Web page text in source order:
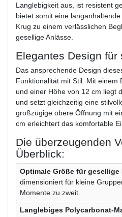
Langlebigkeit aus, ist resistent
bietet somit eine
Krug zu einem verlässlichen
gesellige Anlässe.
Elegantes Design für
Das ansprechende Design
Funktionalität mit Stil. Mit einem
und einer Höhe von 12 cm liegt
und setzt gleichzeitig eine
großzügige obere Öffnung mit
cm erleichtert das komfortable
Die überzeugenden
Überblick:
Optimale Größe für gesellige
dimensioniert für kleine
Momente zu zweit.
Langlebiges Polycarbonat-